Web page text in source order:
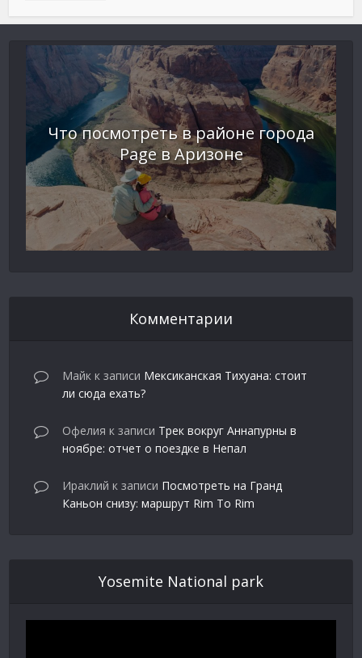
Что посмотреть в районе города
Page в Аризоне
Комментарии
Майк к записи Мексиканская Тихуана: стоит
ли сюда ехать?
Офелия к записи Трек вокруг Аннапурны в
ноябре: отчет о поездке в Непал
Ираклий к записи Посмотреть на Гранд
Каньон снизу: маршрут Rim To Rim
Yosemite National park